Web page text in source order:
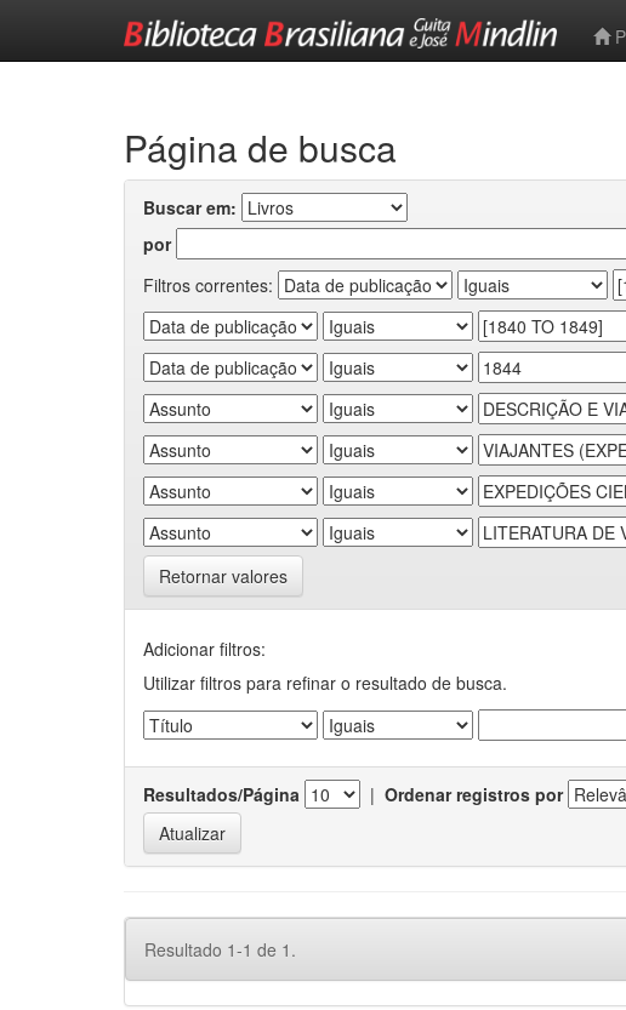
Página de busca
Buscar em:
por
Filtros correntes:
Retornar valores
Adicionar filtros:
Utilizar filtros para refinar o resultado de busca.
Resultados/Página | Ordenar registros por
Resultado 1-1 de 1.